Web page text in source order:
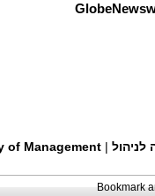
לניהול |
of Management